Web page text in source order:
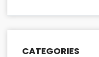
CATEGORIES